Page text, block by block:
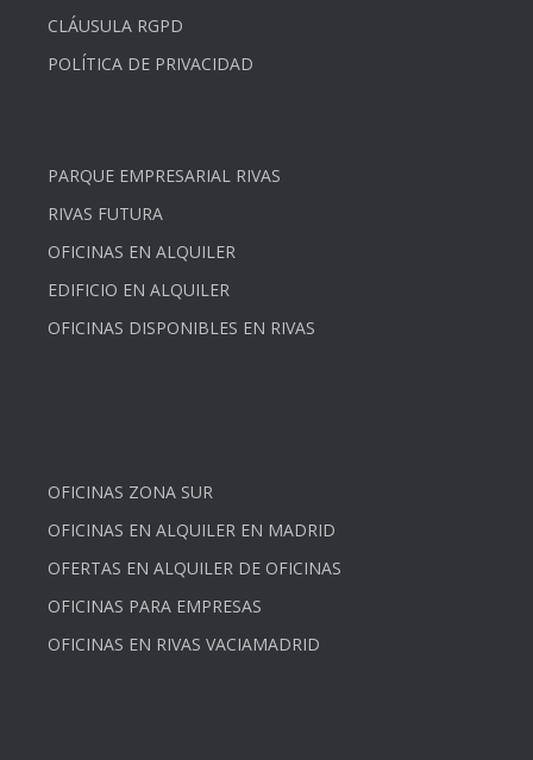
CLÁUSULA RGPD
POLÍTICA DE PRIVACIDAD
PARQUE EMPRESARIAL RIVAS
RIVAS FUTURA
OFICINAS EN ALQUILER
EDIFICIO EN ALQUILER
OFICINAS DISPONIBLES EN RIVAS
OFICINAS ZONA SUR
OFICINAS EN ALQUILER EN MADRID
OFERTAS EN ALQUILER DE OFICINAS
OFICINAS PARA EMPRESAS
OFICINAS EN RIVAS VACIAMADRID